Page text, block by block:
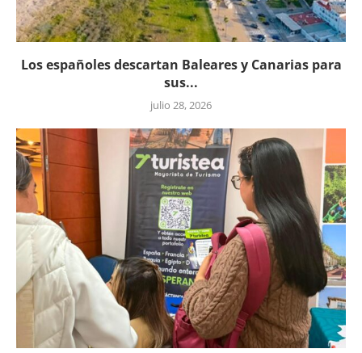
Los españoles descartan Baleares y Canarias para
sus...
julio 28, 2026